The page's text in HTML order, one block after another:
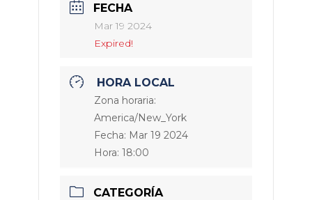
FECHA
Mar 19 2024
Expired!
HORA LOCAL
Zona horaria:
America/New_York
Fecha: Mar 19 2024
Hora: 18:00
CATEGORÍA